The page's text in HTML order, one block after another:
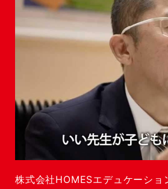
株式会社HOMESエデュケーショ